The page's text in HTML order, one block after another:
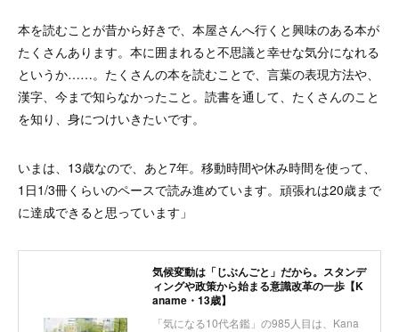
本を読むことが昔から好きで、本屋さんへ行くと興味のある本が
たくさんあります。本に囲まれると不思議と幸せな気分になれる
というか……。たくさんの本を読むことで、言葉の表現方法や、
漢字、今まで知らなかったこと。読書を通して、たくさんのこと
を知り、身につけいきたいです。
いまは、13歳なので、あと7年。移動時間や休み時間を使って、
1日1/3冊くらいのペースで読み進めています。頑張れは20歳まで
に達成できると思っています」
気候変動は「じぶんごと」だから。スタンデ
ィングや政策から始まる意識改革の一歩【K
aname・13歳】
「気になる10代名鑑」の985人目は、Kana